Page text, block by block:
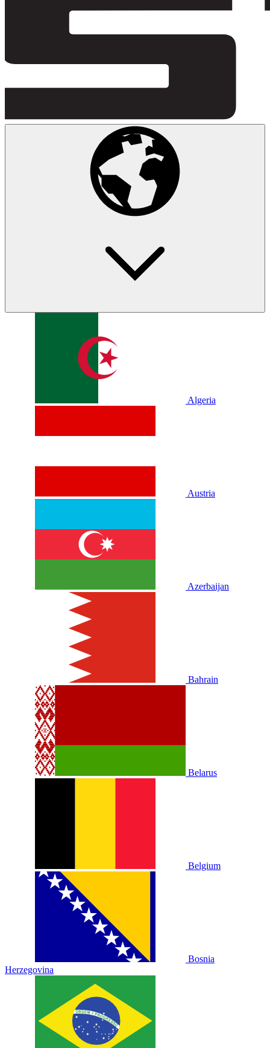
Algeria
Austria
Azerbaijan
Bahrain
Belarus
Belgium
Bosnia
Herzegovina